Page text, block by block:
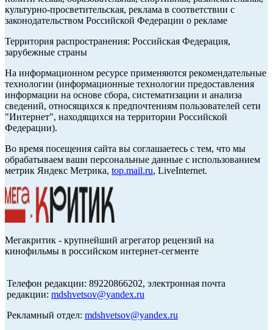
культурно-просветительская, реклама в соответствии с
законодательством Российской Федерации о рекламе
Территория распространения: Российская Федерация,
зарубежные страны
На информационном ресурсе применяются рекомендательные
технологии (информационные технологии предоставления
информации на основе сбора, систематизации и анализа
сведений, относящихся к предпочтениям пользователей сети
"Интернет", находящихся на территории Российской
Федерации).
Во время посещения сайта вы соглашаетесь с тем, что мы
обрабатываем ваши персональные данные с использованием
метрик Яндекс Метрика, top.mail.ru, LiveInternet.
Мегакритик - крупнейший агрегатор рецензий на
кинофильмы в российском интернет-сегменте
Телефон редакции: 89220866202, электронная почта
редакции: mdshvetsov@yandex.ru
Рекламный отдел: mdshvetsov@yandex.ru